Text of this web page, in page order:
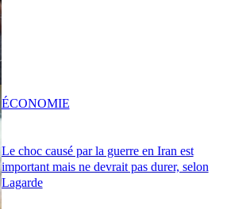
Le choc causé par la guerre en Iran est
important mais ne devrait pas durer, selon
Lagarde
ÉCONOMIE